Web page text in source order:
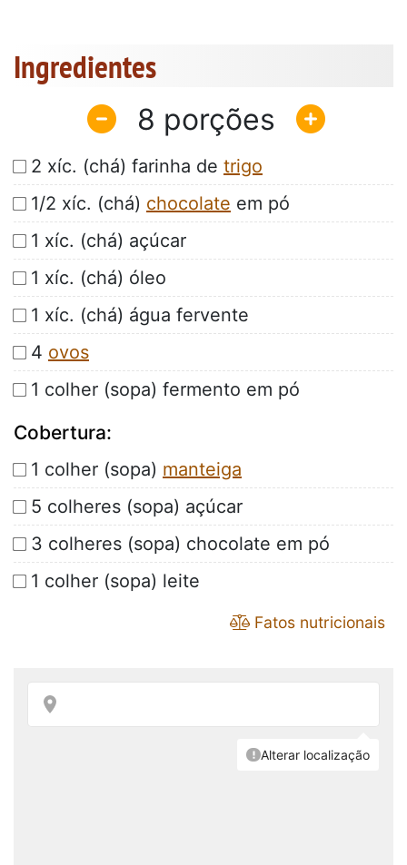
Ingredientes
8
2 xíc. (chá) farinha de trigo
1/2 xíc. (chá) chocolate em pó
1 xíc. (chá) açúcar
1 xíc. (chá) óleo
1 xíc. (chá) água fervente
4 ovos
1 colher (sopa) fermento em pó
Cobertura:
1 colher (sopa) manteiga
5 colheres (sopa) açúcar
3 colheres (sopa) chocolate em pó
1 colher (sopa) leite
Fatos nutricionais